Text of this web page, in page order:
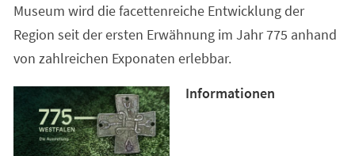
Museum wird die facettenreiche Entwicklung der
Region seit der ersten Erwähnung im Jahr 775 anhand
von zahlreichen Exponaten erlebbar.
Informationen